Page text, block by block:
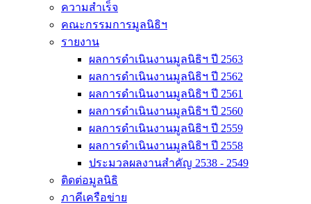
ความสำเร็จ
คณะกรรมการมูลนิธิฯ
รายงาน
ผลการดำเนินงานมูลนิธิฯ ปี 2563
ผลการดำเนินงานมูลนิธิฯ ปี 2562
ผลการดำเนินงานมูลนิธิฯ ปี 2561
ผลการดำเนินงานมูลนิธิฯ ปี 2560
ผลการดำเนินงานมูลนิธิฯ ปี 2559
ผลการดำเนินงานมูลนิธิฯ ปี 2558
ประมวลผลงานสำคัญ 2538 - 2549
ติดต่อมูลนิธิ
ภาคีเครือข่าย